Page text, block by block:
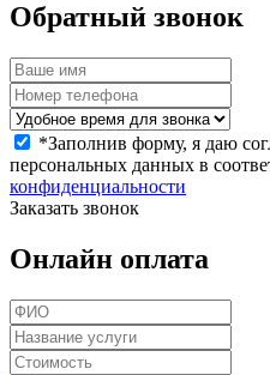
Обратный звонок
*Заполнив форму, я даю
персональных данных в
конфиденциальности
Заказать звонок
Онлайн оплата